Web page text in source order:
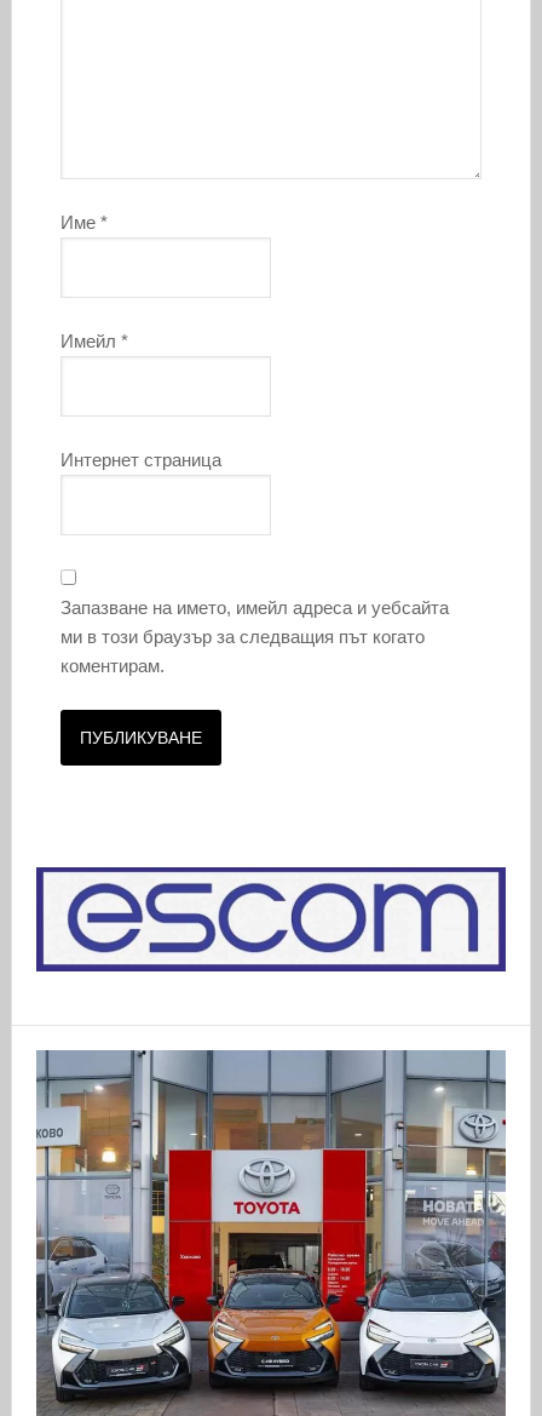
Име *
Имейл *
Интернет страница
Запазване на името, имейл адреса и уебсайта
ми в този браузър за следващия път когато
коментирам.